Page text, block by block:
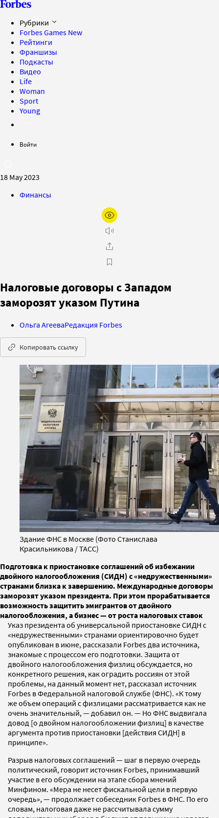
Рубрики
Forbes Games New
Рейтинги
Франшизы
Подкасты
Видео
Life
Woman
Sport
Young
Войти
18 May 2023
Финансы
Налоговые договоры с Западом
заморозят указом Путина
Ольга АгееваРедакция Forbes
Копировать ссылку
Здание ФНС в Москве (Фото Станислава
Красильникова / ТАСС)
Подготовка к приостановке соглашений об избежании
двойного налогообложения (СИДН) с «недружественными»
странами близка к завершению. Международные договоры
заморозят указом президента. При этом прорабатывается
возможность защитить эмигрантов от двойного
налогообложения, а бизнес — от роста налоговых ставок
Указ президента об универсальной приостановке СИДН с
«недружественными» странами ориентировочно будет
опубликован в июне, рассказали Forbes два источника,
знакомые с процессом его подготовки. Защита от
двойного налогообложения физлиц обсуждается, но
конкретного решения, как оградить россиян от этой
проблемы, на данный момент нет, рассказал источник
Forbes в Федеральной налоговой службе (ФНС). «К тому
же объем операций с физлицами рассматривается как не
очень значительный, — добавил он. — Но ФНС выдвигала
довод [о двойном налогообложении физлиц] в качестве
аргумента против приостановки [действия СИДН] в
принципе».
Разрыв налоговых соглашений — шаг в первую очередь
политический, говорит источник Forbes, принимавший
участие в его обсуждении на этапе сбора мнений
Минфином. «Мера не несет фискальной цели в первую
очередь», — продолжает собеседник Forbes в ФНС. По его
словам, налоговая даже не рассчитывала сумму